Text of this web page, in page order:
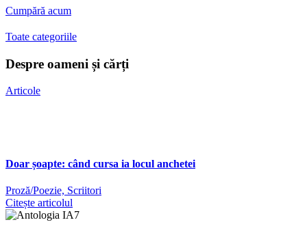
Cumpără acum
Toate categoriile
Despre oameni și cărți
Articole
Doar șoapte: când cursa ia locul anchetei
Proză/Poezie, Scriitori
Citește articolul